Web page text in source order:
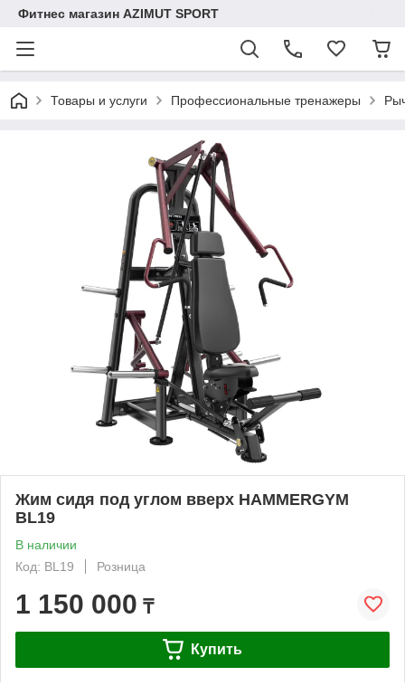
Фитнес магазин AZIMUT SPORT
Товары и услуги Профессиональные тренажеры
Жим сидя под углом вверх HAMMERGYM
BL19
В наличии
Код: BL19
Розница
1 150 000 ₸
Купить